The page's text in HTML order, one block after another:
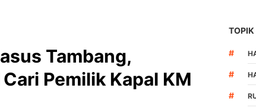
Tambang,
Pemilik Kapal KM
TOPIK
#
#
#